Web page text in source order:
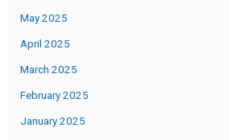
May 2025
April 2025
March 2025
February 2025
January 2025